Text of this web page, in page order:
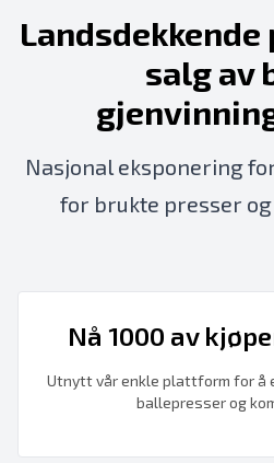
salg av
Nasjonal eksponering
for brukte presser
Nå 1000 av
Utnytt vår enkle plattform for å
ballepresser og